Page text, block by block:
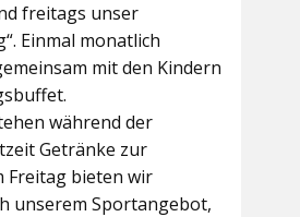
freitags unser
Einmal monatlich
mit den Kindern
während der
Getränke zur
Freitag bieten wir
unserem Sportangebot,